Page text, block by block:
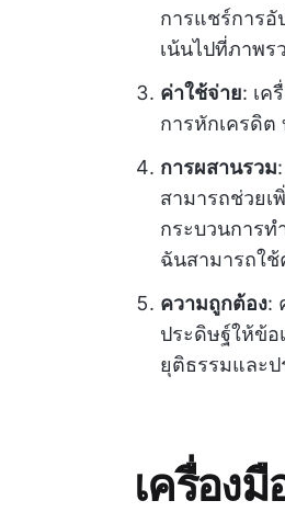
การแชร์การ
เน้นไปที่ภาพ
ค่าใช้จ่าย: เค
การหักเครดิต
การผสานรวม
สามารถช่วยเ
กระบวนการ
ฉันสามารถใช้
ความถูกต้อง:
ประดิษฐ์ให้ข้อ
ยุติธรรมและ
เครื่อง